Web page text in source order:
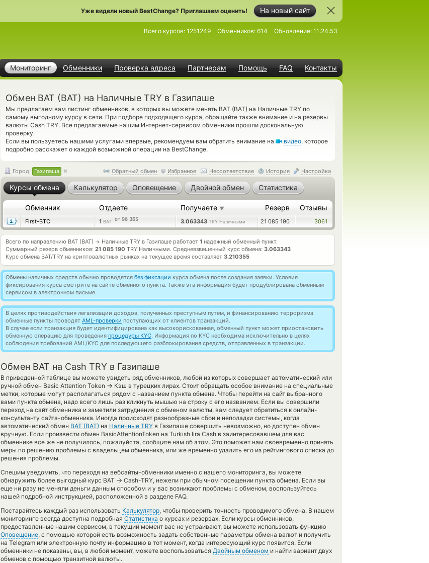
На новый сайт
Уже видели новый BestChange? Приглашаем оценить!
Мониторинг Обменники Проверка адреса Партнерам Помощь FAQ Контакты
Всего курсов: 1251249 Обменников: 614 Обновление: 11:24:53
Обмен BAT (BAT) на Наличные TRY в Газипаше
Мы предлагаем вам листинг обменников, в которых вы можете менять BAT (BAT) на Наличные TRY по
самому выгодному курсу в сети. При подборе подходящего курса, обращайте также внимание и на резервы
валюты Cash TRY. Все предлагаемые нашим Интернет-сервисом обменники прошли доскональную
проверку.
Если вы пользуетесь нашими услугами впервые, рекомендуем вам обратить внимание на
видео, которое
подробно расскажет о каждой возможной операции на BestChange.
Обратный обмен Избранное Несоответствие История Настройка
Город: Газипаша
Курсы обмена Калькулятор Оповещение Двойной обмен Статистика
Обменник Отдаете Получаете ▼ Резерв Отзывы
First-BTC 1 BAT от 96 365 3.063343 TRY Наличными 21 085 190 3061
Всего по направлению BAT (BAT) → Наличные TRY в Газипаше работает 1 надежный обменный пункт.
Суммарный резерв обменников: 21 085 190 TRY Наличными. Средневзвешенный курс обмена: 3.063343
Курс обмена BAT/TRY на криптовалютных рынках на текущее время составляет 3.210355
Обмены наличных средств обычно проводятся без фиксации курса обмена после создания заявки. Условия
фиксирования курса смотрите на сайте обменного пункта. Также эта информация будет продублирована обменным
сервисом в электронном письме.
В целях противодействия легализации доходов, полученных преступным путем, и финансированию терроризма
обменные пункты проводят AML-проверки поступающих от клиентов транзакций.
В случае если транзакция будет идентифицирована как высокорискованная, обменный пункт может приостановить
обменную операцию для проведения процедуры KYC. Информация по KYC необходима исключительно в целях
соблюдения требований AML/KYC для последующего разблокирования средств, отправленных в транзакции.
Обмен BAT на Cash TRY в Газипаше
В приведенной таблице вы можете увидеть ряд обменников, любой из которых совершает автоматический или
ручной обмен Basic Attention Token → Кэш в турецких лирах. Стоит обращать особое внимание на специальные
метки, которые могут располагаться рядом с названием пункта обмена. Чтобы перейти на сайт выбранного
вами пункта обмена, надо всего лишь раз кликнуть мышью на строку с его названием. Если вы совершили
переход на сайт обменника и заметили затруднения с обменом валюты, вам следует обратиться к онлайн-
консультанту сайта-обменника. Иногда происходят разнообразные сбои и неполадки системы, когда
автоматический обмен BAT (BAT) на Наличные TRY в Газипаше совершить невозможно, но доступен обмен
вручную. Если произвести обмен BasicAttentionToken на Turkish lira Cash в заинтересовавшем для вас
обменнике все же не получилось, пожалуйста, сообщите нам об этом. Это поможет нам своевременно принять
меры по решению проблемы с владельцем обменника, или же временно удалить его из рейтингового списка до
решения проблемы.
Спешим уведомить, что переходя на вебсайты-обменники именно с нашего мониторинга, вы можете
обнаружить более выгодный курс BAT → Cash-TRY, нежели при обычном посещении пункта обмена. Если вы
еще ни разу не меняли деньги данным способом и у вас возникают проблемы с обменом, воспользуйтесь
нашей подробной инструкцией, расположенной в разделе FAQ.
Постарайтесь каждый раз использовать Калькулятор, чтобы проверить точность проводимого обмена. В нашем
мониторинге всегда доступна подробная Статистика о курсах и резервах. Если курсы обменников,
предоставленные нашим сервисом, в текущий момент вас не устраивают, вы можете использовать функцию
Оповещение, с помощью которой есть возможность задать собственные параметры обмена валют и получить
на Telegram или электронную почту информацию в тот момент, когда интересующий курс появится. Если
обменники не показаны, вы, в любой момент, можете воспользоваться Двойным обменом и найти вариант двух
обменов с помощью транзитной валюты.